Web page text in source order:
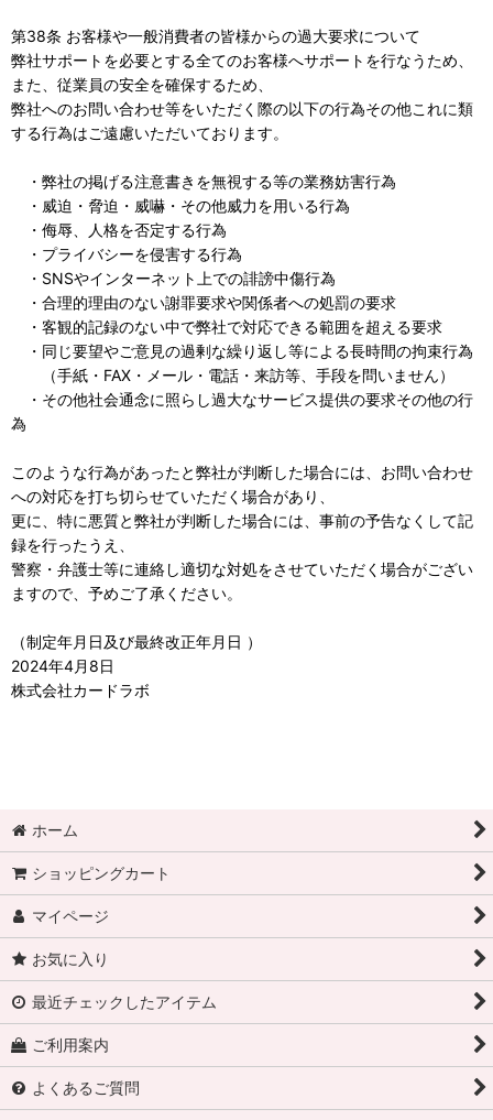
第38条 お客様や一般消費者の皆様からの過大要求について
弊社サポートを必要とする全てのお客様へサポートを行なうため、
また、従業員の安全を確保するため、
弊社へのお問い合わせ等をいただく際の以下の行為その他これに類
する行為はご遠慮いただいております。
・弊社の掲げる注意書きを無視する等の業務妨害行為
・威迫・脅迫・威嚇・その他威力を用いる行為
・侮辱、人格を否定する行為
・プライバシーを侵害する行為
・SNSやインターネット上での誹謗中傷行為
・合理的理由のない謝罪要求や関係者への処罰の要求
・客観的記録のない中で弊社で対応できる範囲を超える要求
・同じ要望やご意見の過剰な繰り返し等による長時間の拘束行為
（手紙・FAX・メール・電話・来訪等、手段を問いません）
・その他社会通念に照らし過大なサービス提供の要求その他の行
為
このような行為があったと弊社が判断した場合には、お問い合わせ
への対応を打ち切らせていただく場合があり、
更に、特に悪質と弊社が判断した場合には、事前の予告なくして記
録を行ったうえ、
警察・弁護士等に連絡し適切な対処をさせていただく場合がござい
ますので、予めご了承ください。
（制定年月日及び最終改正年月日 ）
2024年4月8日
株式会社カードラボ
ホーム
ショッピングカート
マイページ
お気に入り
最近チェックしたアイテム
ご利用案内
よくあるご質問